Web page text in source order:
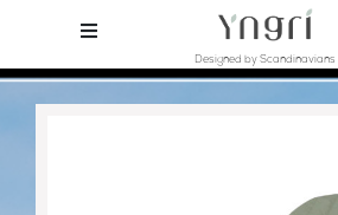
Designed by Scandinavians